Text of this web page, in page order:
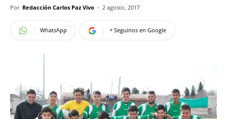
Por Redacción Carlos Paz Vivo - 2 agosto, 2017
WhatsApp + Seguinos en Google